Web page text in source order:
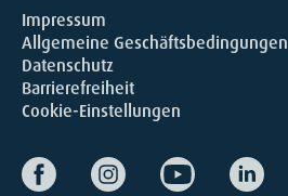
Impressum
Allgemeine Geschäftsbedingungen
Datenschutz
Barrierefreiheit
Cookie-Einstellungen